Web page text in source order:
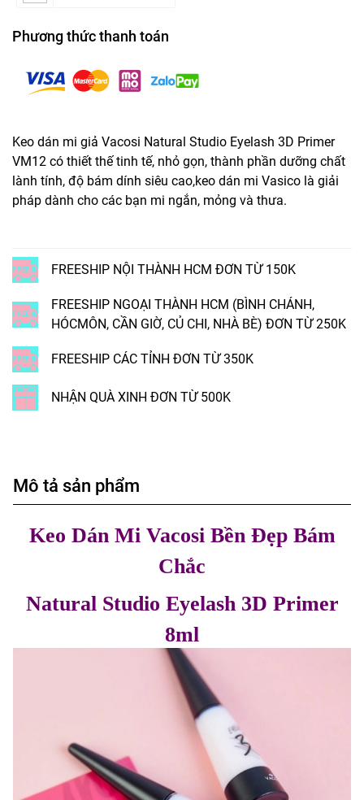
Phương thức thanh toán
Keo dán mi giả Vacosi Natural Studio Eyelash 3D Primer
VM12 có thiết thế tinh tế, nhỏ gọn, thành phần dưỡng chất
lành tính, độ bám dính siêu cao,keo dán mi Vasico là giải
pháp dành cho các bạn mi ngắn, mỏng và thưa.
FREESHIP NỘI THÀNH HCM ĐƠN TỪ 150K
FREESHIP NGOẠI THÀNH HCM (BÌNH CHÁNH,
HÓCMÔN, CẦN GIỜ, CỦ CHI, NHÀ BÈ) ĐƠN TỪ 250K
FREESHIP CÁC TỈNH ĐƠN TỪ 350K
NHẬN QUÀ XINH ĐƠN TỪ 500K
Mô tả sản phẩm
Keo Dán Mi Vacosi Bền Đẹp Bám
Chắc
Natural Studio Eyelash 3D Primer
8ml